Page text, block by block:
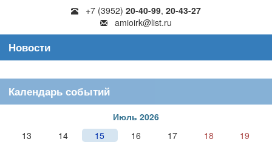
+7 (3952) 20-40-99, 20-43-27
amioirk@list.ru
Новости
Календарь событий
Июль 2026
13
14 15 16 17 18
19